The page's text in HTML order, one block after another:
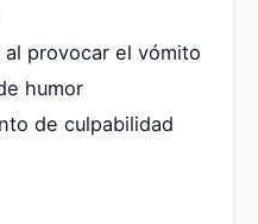
provocar el vómito
humor
de culpabilidad